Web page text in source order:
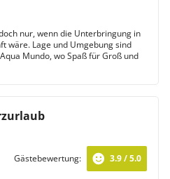
nur, wenn die Unterbringung in
wäre. Lage und Umgebung sind
Mundo, wo Spaß für Groß und
Gästebewertung: 3.9 / 5.0